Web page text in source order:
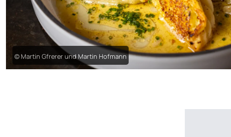
© Martin Gfrerer und Martin Hofmann